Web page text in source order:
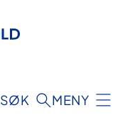
SØK MENY